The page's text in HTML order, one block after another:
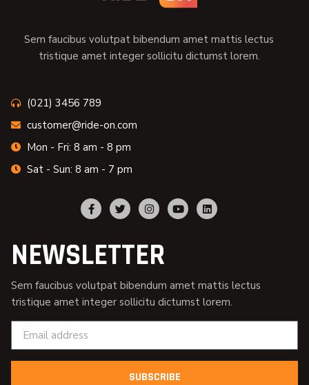
Sem faucibus volutpat bibendum amet mattis lectus
tristique amet integer sollicitu dictumst lorem.
(021) 3456 789
customer@ride-on.com
Mon - Fri: 8 am - 8 pm
Sat - Sun: 8 am - 7 pm
NEWSLETTER
Sem faucibus volutpat bibendum amet mattis lectus
tristique amet integer sollicitu dictumst lorem.
SUBSCRIBE